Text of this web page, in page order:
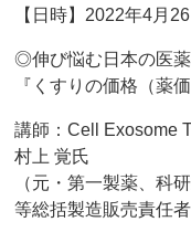
【日時】2022年4月
◎伸び悩む日本の医薬
『くすりの価格（薬
講師：Cell Exosome
村上 覚氏
（元・第一製薬、科
等総括製造販売責任者